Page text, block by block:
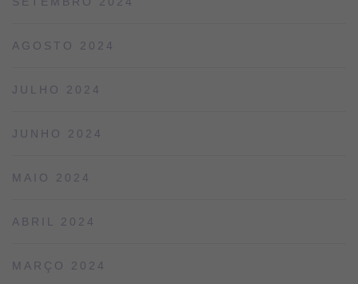
AGOSTO 2024
JULHO 2024
JUNHO 2024
MAIO 2024
ABRIL 2024
MARÇO 2024